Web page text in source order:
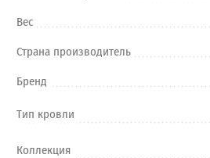
Вес
Страна производитель
Бренд
Тип кровли
Коллекция